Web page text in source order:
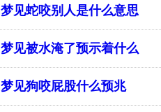
梦见蛇咬别人是什么意思
梦见被水淹了预示着什么
梦见狗咬屁股什么预兆